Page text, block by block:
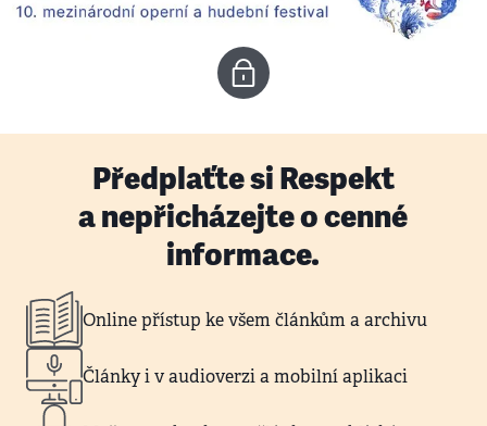
Předplaťte si Respekt
a nepřicházejte o cenné
informace.
Online přístup ke všem článkům a archivu
Články i v audioverzi a mobilní aplikaci